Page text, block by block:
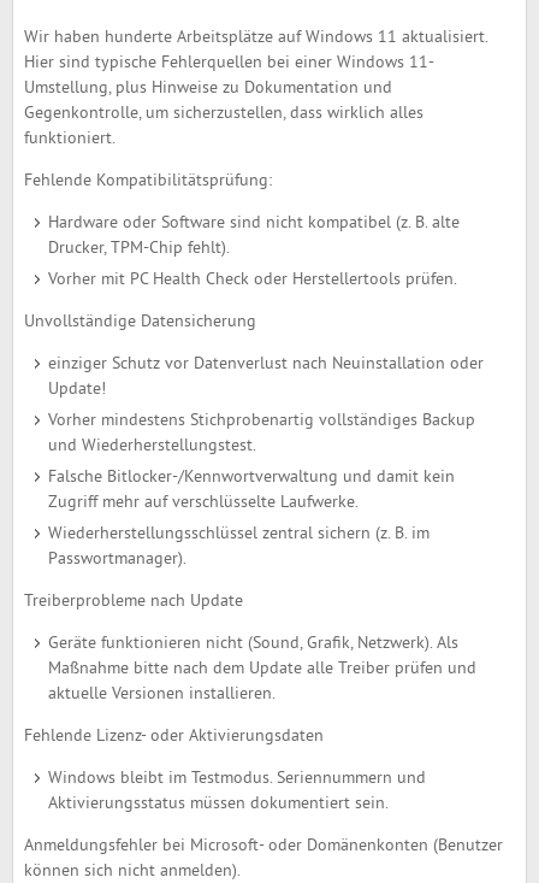
Wir haben hunderte Arbeitsplätze auf Windows 11 aktualisiert.
Hier sind typische Fehlerquellen bei einer Windows 11-
Umstellung, plus Hinweise zu Dokumentation und
Gegenkontrolle, um sicherzustellen, dass wirklich alles
funktioniert.
Fehlende Kompatibilitätsprüfung:
Hardware oder Software sind nicht kompatibel (z. B. alte
Drucker, TPM-Chip fehlt).
Vorher mit PC Health Check oder Herstellertools prüfen.
Unvollständige Datensicherung
einziger Schutz vor Datenverlust nach Neuinstallation oder
Update!
Vorher mindestens Stichprobenartig vollständiges Backup
und Wiederherstellungstest.
Falsche Bitlocker-/Kennwortverwaltung und damit kein
Zugriff mehr auf verschlüsselte Laufwerke.
Wiederherstellungsschlüssel zentral sichern (z. B. im
Passwortmanager).
Treiberprobleme nach Update
Geräte funktionieren nicht (Sound, Grafik, Netzwerk). Als
Maßnahme bitte nach dem Update alle Treiber prüfen und
aktuelle Versionen installieren.
Fehlende Lizenz- oder Aktivierungsdaten
Windows bleibt im Testmodus. Seriennummern und
Aktivierungsstatus müssen dokumentiert sein.
Anmeldungsfehler bei Microsoft- oder Domänenkonten (Benutzer
können sich nicht anmelden).